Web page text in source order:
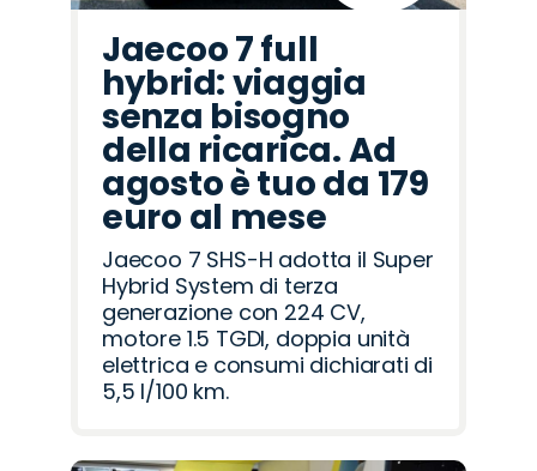
Jaecoo 7 full
hybrid: viaggia
senza bisogno
della ricarica. Ad
agosto è tuo da 179
euro al mese
Jaecoo 7 SHS-H adotta il Super
Hybrid System di terza
generazione con 224 CV,
motore 1.5 TGDI, doppia unità
elettrica e consumi dichiarati di
5,5 l/100 km.